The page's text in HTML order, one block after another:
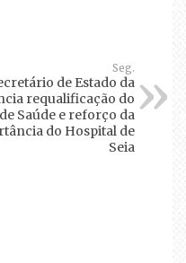
Seg.
de Estado da
requalificação do
Saúde e reforço da
do Hospital de
Seia